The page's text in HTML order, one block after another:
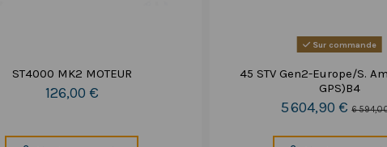
ST4000 MK2 MOTEUR
126,00 €
Sur commande
45 STV Gen2-Europe/S.
GPS)B4
5 604,90 €6